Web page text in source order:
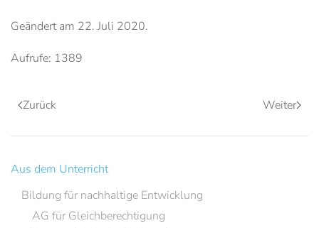
Geändert am 22. Juli 2020.
Aufrufe: 1389
Zurück Weiter
Aus dem Unterricht
Bildung für nachhaltige Entwicklung
AG für Gleichberechtigung